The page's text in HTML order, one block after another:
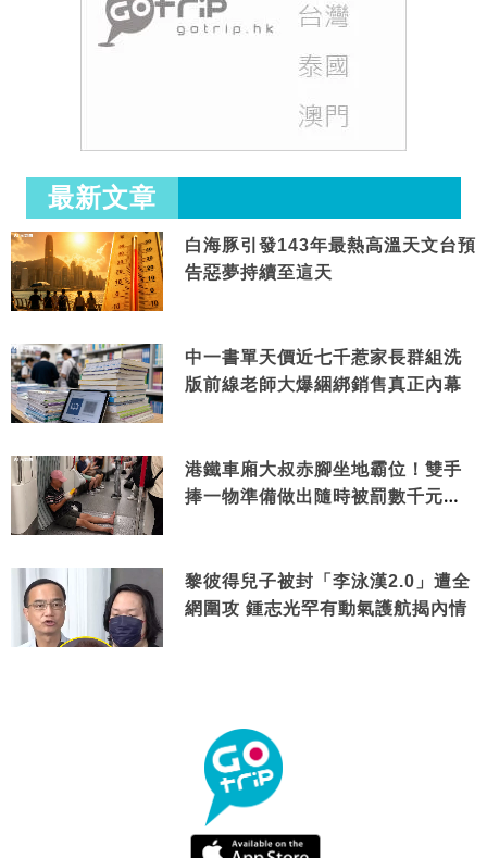
最新文章
白海豚引發143年最熱高溫天文台預
告惡夢持續至這天
中一書單天價近七千惹家長群組洗
版前線老師大爆綑綁銷售真正內幕
港鐵車廂大叔赤腳坐地霸位！雙手
捧一物準備做出隨時被罰數千元舉
黎彼得兒子被封「李泳漢2.0」遭全
網圍攻 鍾志光罕有動氣護航揭內情